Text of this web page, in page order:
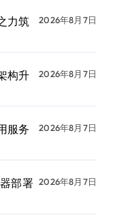
力筑
2026年8月7日
构升
2026年8月7日
服务
2026年8月7日
部署 2026年8月7日